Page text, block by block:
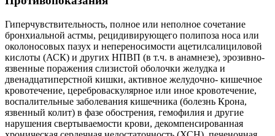
Гиперчувствительность, полное или неполное сочетание
бронхиальной астмы, рецидивирующего полипоза носа или
околоносовых пазух и непереносимости ацетилсалициловой
кислоты (АСК) и других НПВП (в т.ч. в анамнезе), эрозивно-
язвенные поражения слизистой оболочки желудка и
двенадцатиперстной кишки, активное желудочно- кишечное
кровотечение, цереброваскулярное или иное кровотечение,
воспалительные заболевания кишечника (болезнь Крона,
язвенный колит) в фазе обострения, гемофилия и другие
нарушения свертываемости крови, декомпенсированная